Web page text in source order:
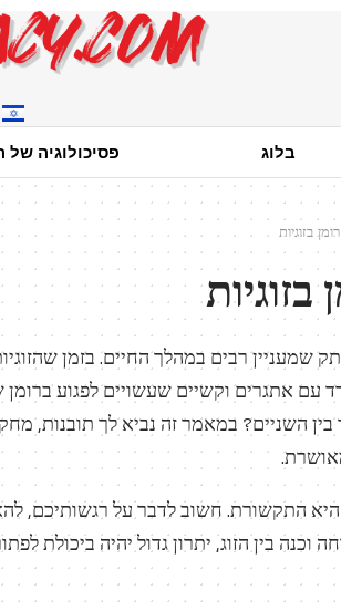
בלוג פסיכולוגיה של
בזוגיות
שמעניין רבים במהלך החיים. בזמן
אתגרים וקשיים שעשויים לפגוע ברומן
השניים? במאמר זה נביא לך תובנות,
התקשורת. חשוב לדבר על רגשותיכם,
בין הזוג, יתרון גדול יהיה ביכולת